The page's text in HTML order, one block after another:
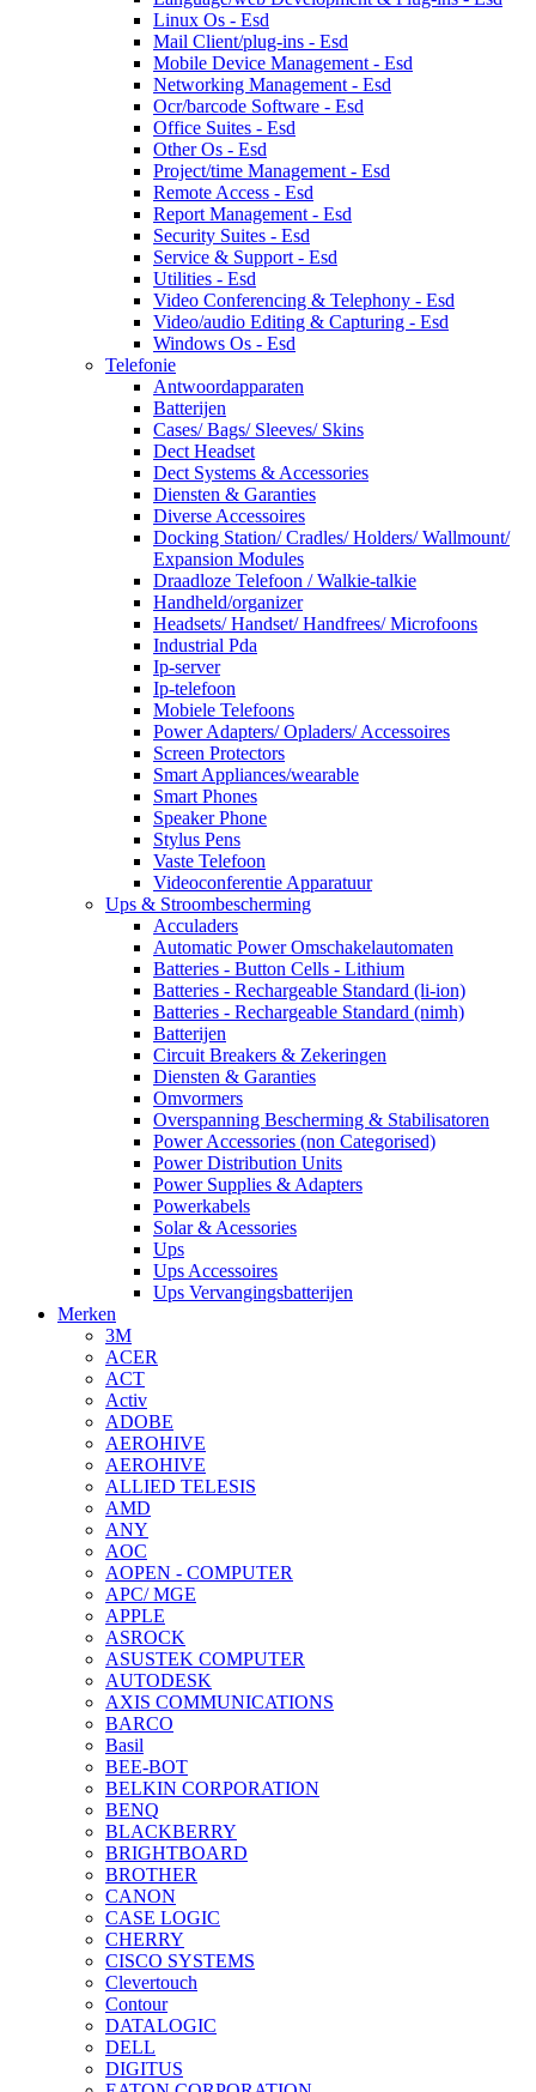
Linux Os - Esd
Mail Client/plug-ins - Esd
Mobile Device Management - Esd
Networking Management - Esd
Ocr/barcode Software - Esd
Office Suites - Esd
Other Os - Esd
Project/time Management - Esd
Remote Access - Esd
Report Management - Esd
Security Suites - Esd
Service & Support - Esd
Utilities - Esd
Video Conferencing & Telephony - Esd
Video/audio Editing & Capturing - Esd
Windows Os - Esd
Telefonie
Antwoordapparaten
Batterijen
Cases/ Bags/ Sleeves/ Skins
Dect Headset
Dect Systems & Accessories
Diensten & Garanties
Diverse Accessoires
Docking Station/ Cradles/ Holders/ Wallmount/
Expansion Modules
Draadloze Telefoon / Walkie-talkie
Handheld/organizer
Headsets/ Handset/ Handfrees/ Microfoons
Industrial Pda
Ip-server
Ip-telefoon
Mobiele Telefoons
Power Adapters/ Opladers/ Accessoires
Screen Protectors
Smart Appliances/wearable
Smart Phones
Speaker Phone
Stylus Pens
Vaste Telefoon
Videoconferentie Apparatuur
Ups & Stroombescherming
Acculaders
Automatic Power Omschakelautomaten
Batteries - Button Cells - Lithium
Batteries - Rechargeable Standard (li-ion)
Batteries - Rechargeable Standard (nimh)
Batterijen
Circuit Breakers & Zekeringen
Diensten & Garanties
Omvormers
Overspanning Bescherming & Stabilisatoren
Power Accessories (non Categorised)
Power Distribution Units
Power Supplies & Adapters
Powerkabels
Solar & Acessories
Ups
Ups Accessoires
Ups Vervangingsbatterijen
Merken
3M
ACER
ACT
Activ
ADOBE
AEROHIVE
AEROHIVE
ALLIED TELESIS
AMD
ANY
AOC
AOPEN - COMPUTER
APC/ MGE
APPLE
ASROCK
ASUSTEK COMPUTER
AUTODESK
AXIS COMMUNICATIONS
BARCO
Basil
BEE-BOT
BELKIN CORPORATION
BENQ
BLACKBERRY
BRIGHTBOARD
BROTHER
CANON
CASE LOGIC
CHERRY
CISCO SYSTEMS
Clevertouch
Contour
DATALOGIC
DELL
DIGITUS